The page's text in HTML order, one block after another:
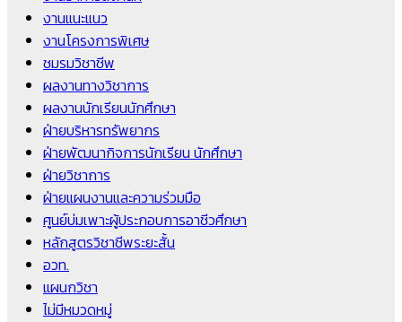
งานแนะแนว
งานโครงการพิเศษ
ชมรมวิชาชีพ
ผลงานทางวิชาการ
ผลงานนักเรียนนักศึกษา
ฝ่ายบริหารทรัพยากร
ฝ่ายพัฒนากิจการนักเรียน นักศึกษา
ฝ่ายวิชาการ
ฝ่ายแผนงานและความร่วมมือ
ศูนย์บ่มเพาะผู้ประกอบการอาชีวศึกษา
หลักสูตรวิชาชีพระยะสั้น
อวท.
แผนกวิชา
ไม่มีหมวดหมู่